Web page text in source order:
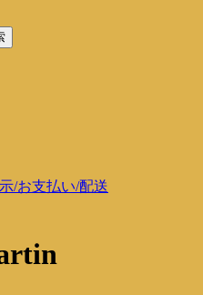
/お支払い/配送